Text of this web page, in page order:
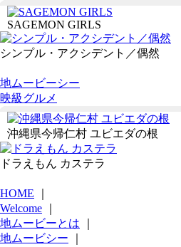
SAGEMON GIRLS
シンプル・アクシデント／偶然
地ムービーシー
映級グルメ
沖縄県今帰仁村 ユビエダの根
ドラえもん カステラ
HOME
Welcome
地ムービーとは
地ムービシー